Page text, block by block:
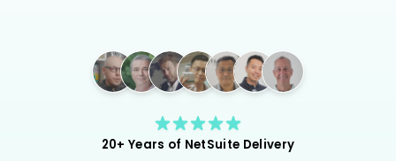
20+ Years of NetSuite Delivery